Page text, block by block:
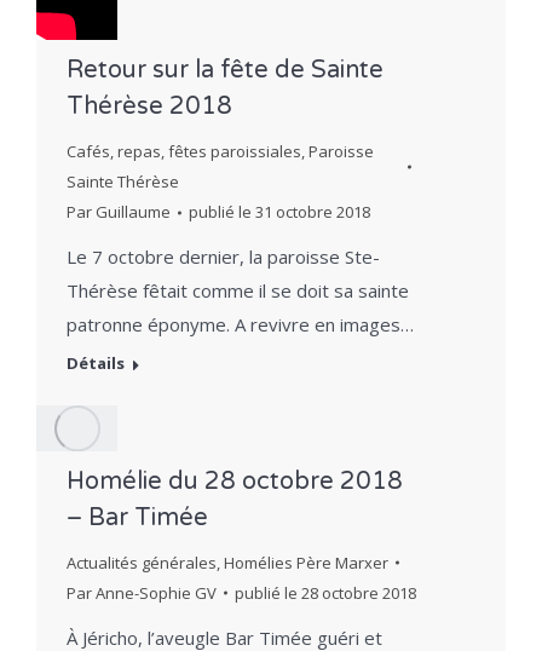
Retour sur la fête de Sainte
Thérèse 2018
Cafés, repas, fêtes paroissiales,Paroisse
Sainte Thérèse
Par Guillaume publié le 31 octobre 2018
Le 7 octobre dernier, la paroisse Ste-
Thérèse fêtait comme il se doit sa sainte
patronne éponyme. A revivre en images…
Détails
Homélie du 28 octobre 2018
– Bar Timée
Actualités générales,Homélies Père Marxer
ParAnne-Sophie GV publié le 28 octobre 2018
À Jéricho, l’aveugle Bar Timée guéri et